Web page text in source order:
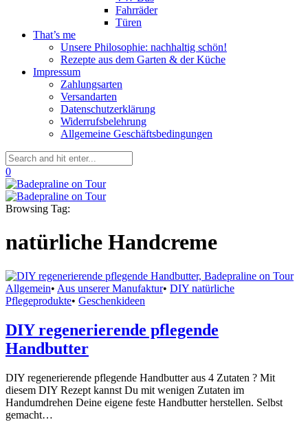
Fahrräder
Türen
That’s me
Unsere Philosophie: nachhaltig schön!
Rezepte aus dem Garten & der Küche
Impressum
Zahlungsarten
Versandarten
Datenschutzerklärung
Widerrufsbelehrung
Allgemeine Geschäftsbedingungen
0
Browsing Tag:
natürliche Handcreme
Allgemein• Aus unserer Manufaktur• DIY natürliche
Pflegeprodukte• Geschenkideen
DIY regenerierende pflegende
Handbutter
DIY regenerierende pflegende Handbutter aus 4 Zutaten ? Mit
diesem DIY Rezept kannst Du mit wenigen Zutaten im
Handumdrehen Deine eigene feste Handbutter herstellen. Selbst
gemacht…